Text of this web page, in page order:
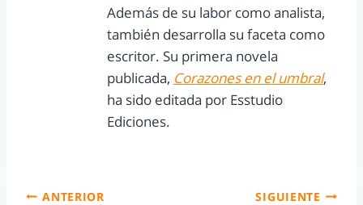
Además de su labor como analista,
también desarrolla su faceta como
escritor. Su primera novela
publicada, Corazones en el umbral,
ha sido editada por Esstudio
Ediciones.
ANTERIOR SIGUIENTE